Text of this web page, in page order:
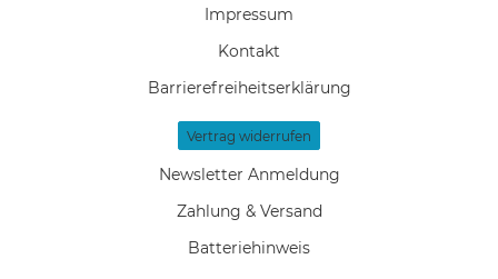
Impressum
Kontakt
Barrierefreiheitserklärung
Vertrag widerrufen
Newsletter Anmeldung
Zahlung & Versand
Batteriehinweis